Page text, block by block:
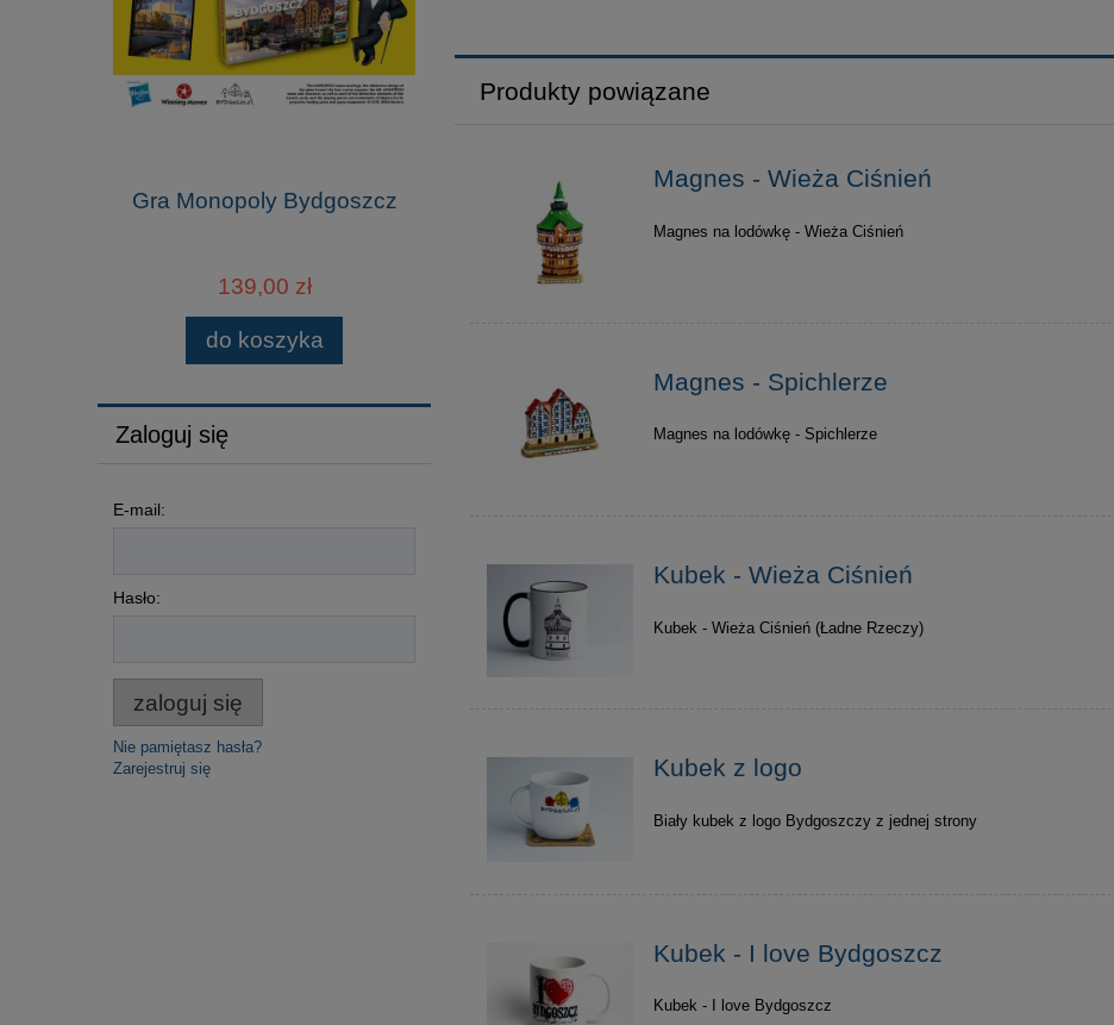
Gra Monopoly Bydgoszcz
139,00 zł
do koszyka
Zaloguj się
E-mail:
Hasło:
zaloguj się
Nie pamiętasz hasła?
Zarejestruj się
Produkty powiązane
Magnes - Wieża Ciśnień
Magnes na lodówkę - Wieża Ciśnień
Magnes - Spichlerze
Magnes na lodówkę - Spichlerze
Kubek - Wieża Ciśnień
Kubek - Wieża Ciśnień (Ładne Rzeczy)
Kubek z logo
Biały kubek z logo Bydgoszczy z jednej strony
Kubek - I love Bydgoszcz
Kubek - I love Bydgoszcz